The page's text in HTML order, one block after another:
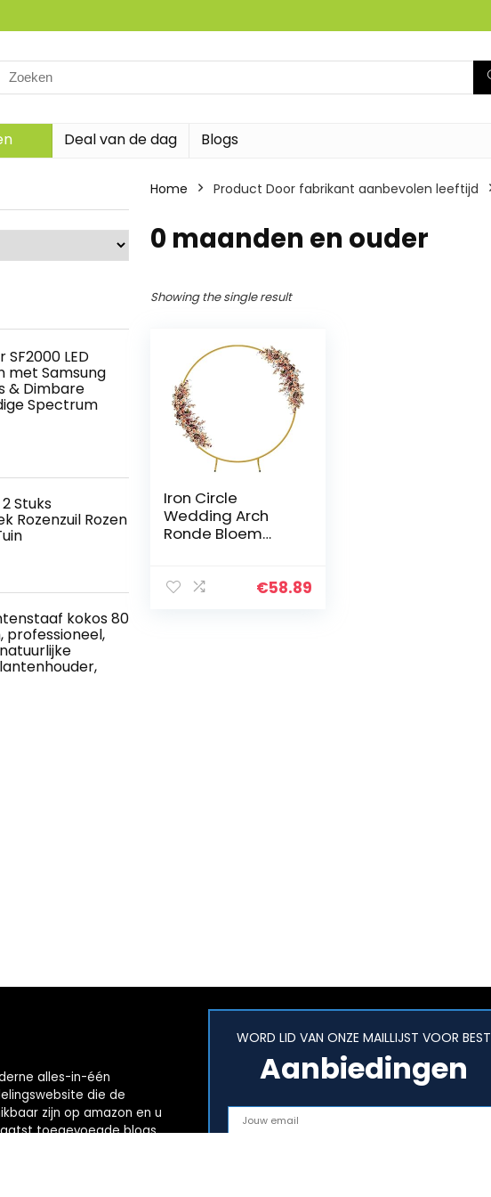
Search
Deal van de dag Blogs
LED
met Samsung
& Dimbare
Spectrum
Stuks
Rozenzuil Rozen
kokos 80
professioneel,
Home Product Door fabrikant aanbevolen leeftijd
‎0 maanden en ouder
Showing the single result
Iron Circle
Wedding Arch
Ronde Bloem
Decoratie Props
€58.89
alles-in-één
die de
zijn op amazon en u
toegevoegde blogs.
WORD LID VAN ONZE MAILLIJST VOOR BEST
Aanbiedingen